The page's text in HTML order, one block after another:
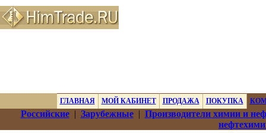
ГЛАВНАЯ МОЙ КАБИНЕТ ПРОДАЖА ПОКУПКА
Российские| Зарубежные| Производители химии и